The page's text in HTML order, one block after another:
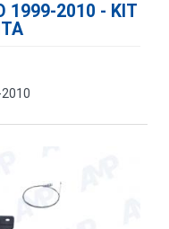
1999-2010 - KIT